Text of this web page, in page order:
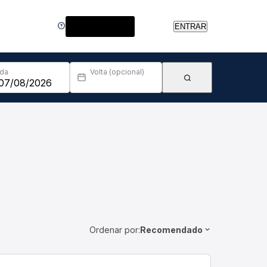
ENTRAR
Volta (opcional)
Ordenar por:Recomendado